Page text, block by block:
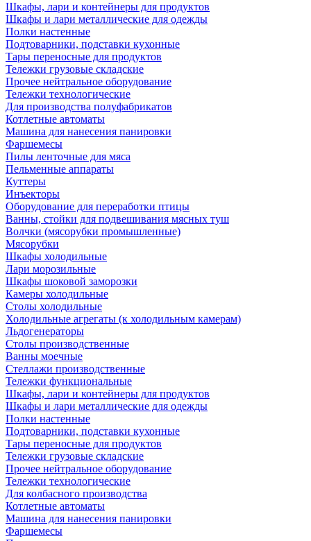
Шкафы, лари и контейнеры для продуктов
Шкафы и лари металлические для одежды
Полки настенные
Подтоварники, подставки кухонные
Тары переносные для продуктов
Тележки грузовые складские
Прочее нейтральное оборудование
Тележки технологические
Для производства полуфабрикатов
Котлетные автоматы
Машина для нанесения панировки
Фаршемесы
Пилы ленточные для мяса
Пельменные аппараты
Куттеры
Инъекторы
Оборудование для переработки птицы
Ванны, стойки для подвешивания мясных туш
Волчки (мясорубки промышленные)
Мясорубки
Шкафы холодильные
Лари морозильные
Шкафы шоковой заморозки
Камеры холодильные
Столы холодильные
Холодильные агрегаты (к холодильным камерам)
Льдогенераторы
Столы производственные
Ванны моечные
Стеллажи производственные
Тележки функциональные
Шкафы, лари и контейнеры для продуктов
Шкафы и лари металлические для одежды
Полки настенные
Подтоварники, подставки кухонные
Тары переносные для продуктов
Тележки грузовые складские
Прочее нейтральное оборудование
Тележки технологические
Для колбасного производства
Котлетные автоматы
Машина для нанесения панировки
Фаршемесы